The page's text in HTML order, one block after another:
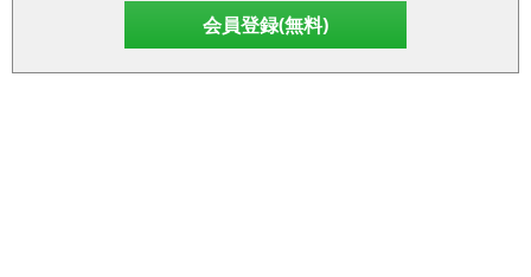
会員登録(無料)